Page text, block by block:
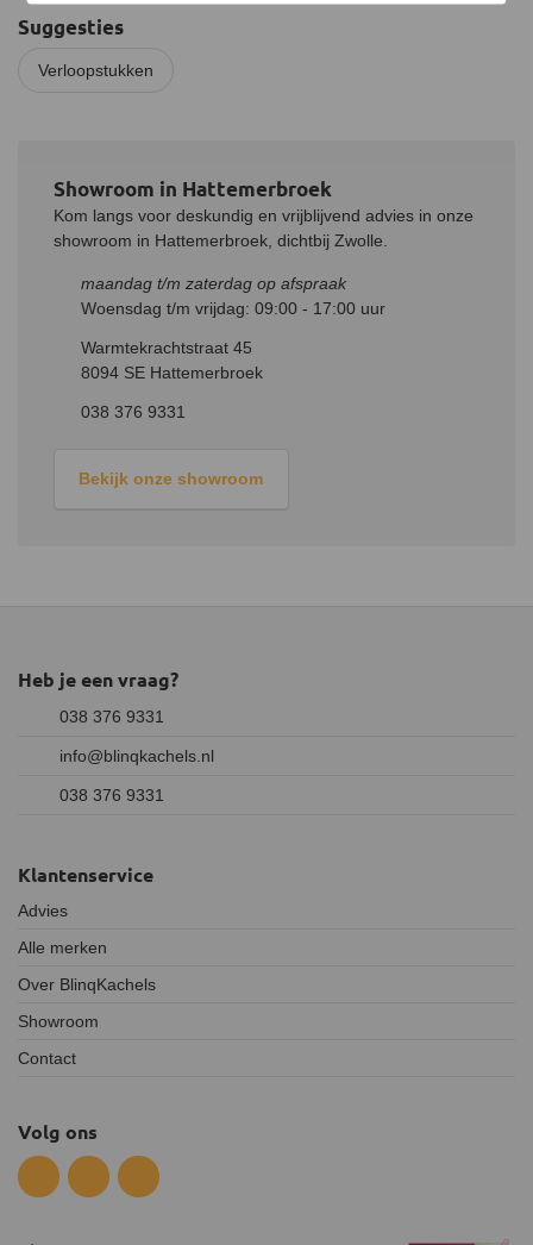
belemmeren en de veiligheid in gevaar brengen.Het verloopstuk
Ø109mm naar Ø125mm is bedoeld om de diameter te vergroten,
wat zorgt voor een betere trek en een efficiëntere rookgasafvoer.
verloopstuk. De grotere zijde met een binnendiameter van 125
mm past over de verjonging van de bestaande kachelpijp of het
rookkanaal.
Zorg ervoor dat alle verbindingen goed aansluiten en
Suggesties
Verloopstukken
Showroom in Hattemerbroek
Kom langs voor deskundig en vrijblijvend advies in onze
showroom in Hattemerbroek, dichtbij Zwolle.
maandag t/m zaterdag op afspraak
Woensdag t/m vrijdag: 09:00 - 17:00 uur
Warmtekrachtstraat 45
8094 SE Hattemerbroek
038 376 9331
Bekijk onze showroom
Heb je een vraag?
038 376 9331
info@blinqkachels.nl
038 376 9331
Klantenservice
Advies
Alle merken
Over BlinqKachels
Showroom
Contact
Volg ons